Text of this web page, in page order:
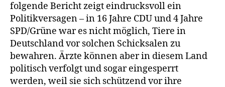
folgende Bericht zeigt eindrucksvoll ein
Politikversagen – in 16 Jahre CDU und 4 Jahre
SPD/Grüne war es nicht möglich, Tiere in
Deutschland vor solchen Schicksalen zu
bewahren. Ärzte können aber in diesem Land
politisch verfolgt und sogar eingesperrt
werden, weil sie sich schützend vor ihre